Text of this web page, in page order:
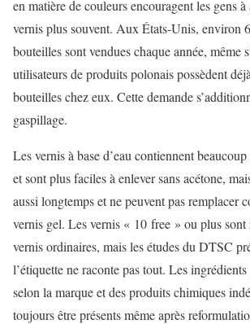
en matière de couleurs encouragent les gens
vernis plus souvent. Aux États-Unis, environ
bouteilles sont vendues chaque année, même
utilisateurs de produits polonais possèdent
bouteilles chez eux. Cette demande
gaspillage.
Les vernis à base d’eau contiennent
et sont plus faciles à enlever sans acétone,
aussi longtemps et ne peuvent pas remplacer
vernis gel. Les vernis « 10 free » ou plus sont
vernis ordinaires, mais les études du DTSC
l’étiquette ne raconte pas tout. Les
selon la marque et des produits chimiques
toujours être présents même après